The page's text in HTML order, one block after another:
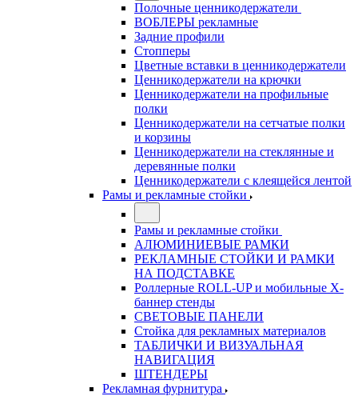
Полочные ценникодержатели
ВОБЛЕРЫ рекламные
Задние профили
Стопперы
Цветные вставки в ценникодержатели
Ценникодержатели на крючки
Ценникодержатели на профильные
полки
Ценникодержатели на сетчатые полки
и корзины
Ценникодержатели на стеклянные и
деревянные полки
Ценникодержатели с клеящейся лентой
Рамы и рекламные стойки
Рамы и рекламные стойки
АЛЮМИНИЕВЫЕ РАМКИ
РЕКЛАМНЫЕ СТОЙКИ И РАМКИ
НА ПОДСТАВКЕ
Роллерные ROLL-UP и мобильные X-
баннер стенды
СВЕТОВЫЕ ПАНЕЛИ
Стойка для рекламных материалов
ТАБЛИЧКИ И ВИЗУАЛЬНАЯ
НАВИГАЦИЯ
ШТЕНДЕРЫ
Рекламная фурнитура